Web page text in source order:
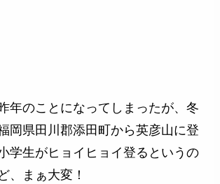
年のことになってしまったが、冬
岡県田川郡添田町から英彦山に登
学生がヒョイヒョイ登るというの
、まぁ大変！